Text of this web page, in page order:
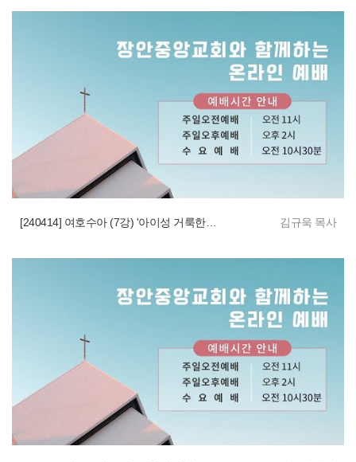
[240414] 여호수아 (7강) '아이성 거룩한 전쟁의 승리' 김규욱 목사